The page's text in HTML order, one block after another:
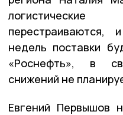
недель поставки
«Роснефть», в
снижений не
Евгений Первышов